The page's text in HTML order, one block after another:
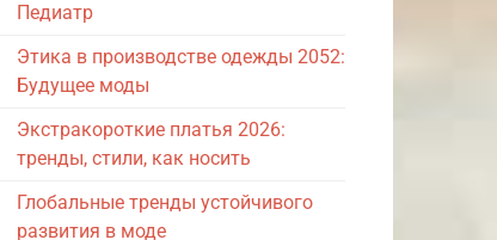
Педиатр
Этика в производстве одежды 2052:
Будущее моды
Экстракороткие платья 2026:
тренды, стили, как носить
Глобальные тренды устойчивого
развития в моде